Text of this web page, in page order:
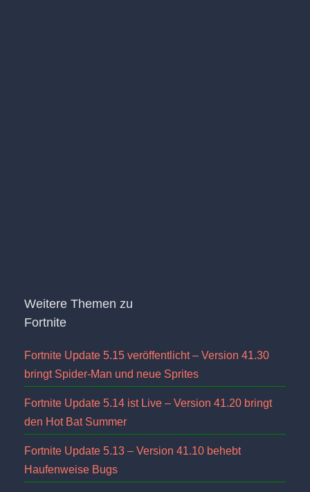
Weitere Themen zu
Fortnite
Fortnite Update 5.15 veröffentlicht – Version 41.30
bringt Spider-Man und neue Sprites
Fortnite Update 5.14 ist Live – Version 41.20 bringt
den Hot Bat Summer
Fortnite Update 5.13 – Version 41.10 behebt
Haufenweise Bugs